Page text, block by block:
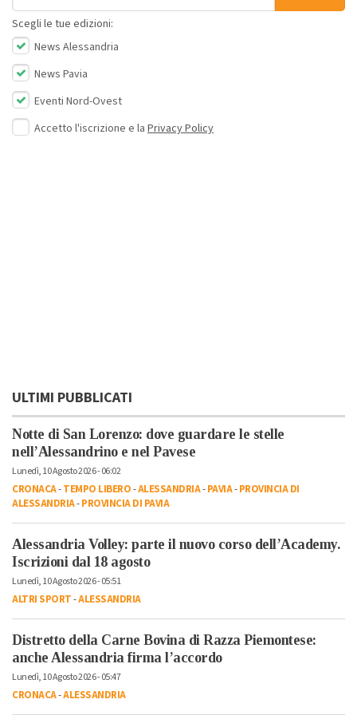
Scegli le tue edizioni:
News Alessandria
News Pavia
Eventi Nord-Ovest
Accetto l'iscrizione e la Privacy Policy
ULTIMI PUBBLICATI
Notte di San Lorenzo: dove guardare le stelle
nell’Alessandrino e nel Pavese
Lunedì, 10 Agosto 2026 - 06:02
CRONACA-TEMPO LIBERO-ALESSANDRIA-PAVIA-PROVINCIA DI
ALESSANDRIA-PROVINCIA DI PAVIA
Alessandria Volley: parte il nuovo corso dell’Academy.
Iscrizioni dal 18 agosto
Lunedì, 10 Agosto 2026 - 05:51
ALTRI SPORT-ALESSANDRIA
Distretto della Carne Bovina di Razza Piemontese:
anche Alessandria firma l’accordo
Lunedì, 10 Agosto 2026 - 05:47
CRONACA-ALESSANDRIA